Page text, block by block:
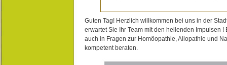
Guten Tag! Herzlich willkommen bei uns in der
erwartet Sie Ihr Team mit den heilenden Impulsen !
auch in Fragen zur Homöopathie, Allopathie und
kompetent beraten.